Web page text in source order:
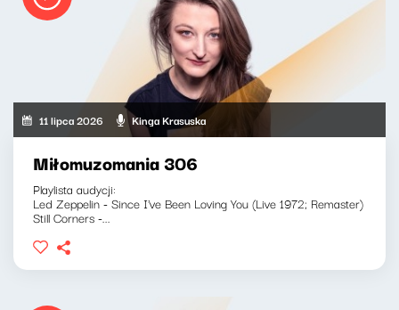
11 lipca 2026 Kinga Krasuska
Miłomuzomania 306
Playlista audycji:
Led Zeppelin - Since I've Been Loving You (Live 1972; Remaster)
Still Corners -...